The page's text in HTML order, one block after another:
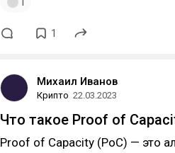
1
Михаил Иванов
Крипто 22.03.2023
Что такое Proof of
Proof of Capacity (PoC) — это